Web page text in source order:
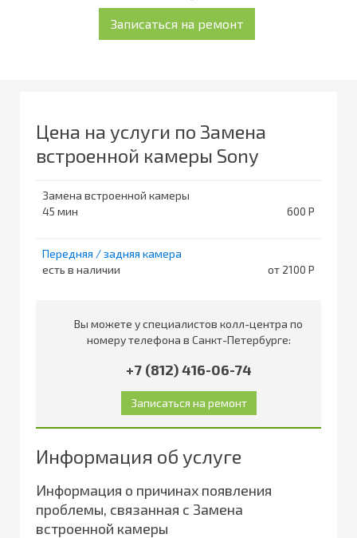
Цена на услуги по Замена
встроенной камеры Sony
Замена встроенной камеры
45
600
Передняя / задняя камера
есть в наличии
от 2100
Вы можете у специалистов колл-центра по
номеру телефона в Санкт-Петербурге:
+7 (812) 416-06-74
Информация об услуге
Информация о причинах появления
проблемы, связанная с Замена
встроенной камеры